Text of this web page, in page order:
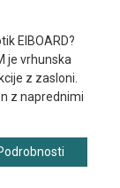
EIBOARD?
je vrhunska
z zasloni.
z naprednimi